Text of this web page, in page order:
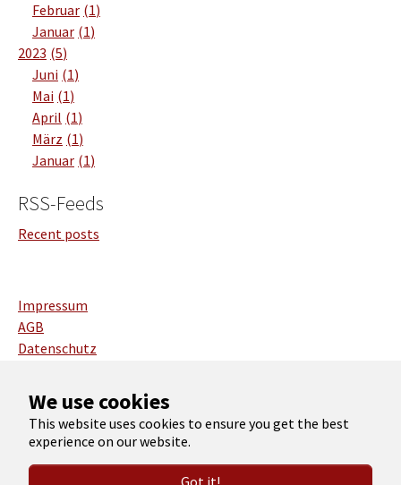
We use cookies
This website uses cookies to ensure you get the best
experience on our website.
Got it!
Februar 1
Januar 1
2023 5
Juni 1
Mai 1
April 1
März 1
Januar 1
RSS-Feeds
Recent posts
Impressum
AGB
Datenschutz
English
Copyright 2026 Christian Roth